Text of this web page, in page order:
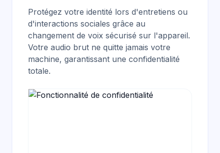
Protégez votre identité lors d'entretiens ou
d'interactions sociales grâce au
changement de voix sécurisé sur l'appareil.
Votre audio brut ne quitte jamais votre
machine, garantissant une confidentialité
totale.